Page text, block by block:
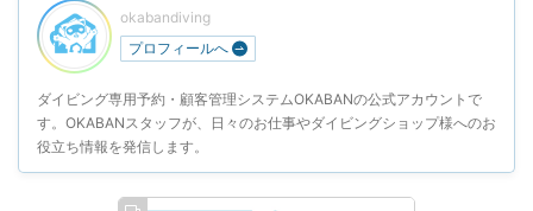
okabandiving
プロフィールへ
ダイビング専用予約・顧客管理システムOKABANの公式アカウントで
す。OKABANスタッフが、日々のお仕事やダイビングショップ様へのお
役立ち情報を発信します。